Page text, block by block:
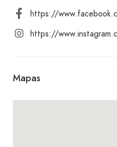
https://
https://
Mapas